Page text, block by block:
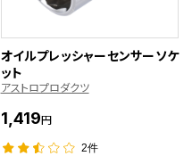
オイルプレッシャーセンサーソケ
ット
アストロプロダクツ
1,419円
2件